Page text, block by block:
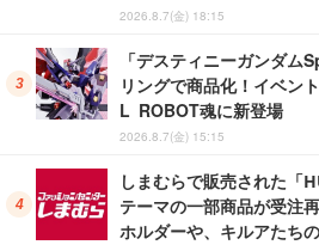
2026.8.7(金) 18:15
「デスティニーガンダム
リングで商品化！イベン
L ROBOT魂に新登場
2026.8.7(金) 15:15
しまむらで販売された「
テーマの一部商品が受注
ホルダーや、キルアたち